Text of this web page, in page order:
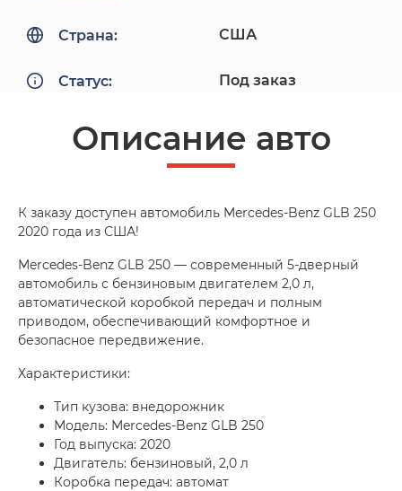
Страна: США
Статус: Под заказ
Описание авто
К заказу доступен автомобиль Mercedes-Benz GLB 250
2020 года из США!
Mercedes-Benz GLB 250 — современный 5-дверный
автомобиль с бензиновым двигателем 2,0 л,
автоматической коробкой передач и полным
приводом, обеспечивающий комфортное и
безопасное передвижение.
Характеристики:
Тип кузова: внедорожник
Модель: Mercedes-Benz GLB 250
Год выпуска: 2020
Двигатель: бензиновый, 2,0 л
Коробка передач: автомат